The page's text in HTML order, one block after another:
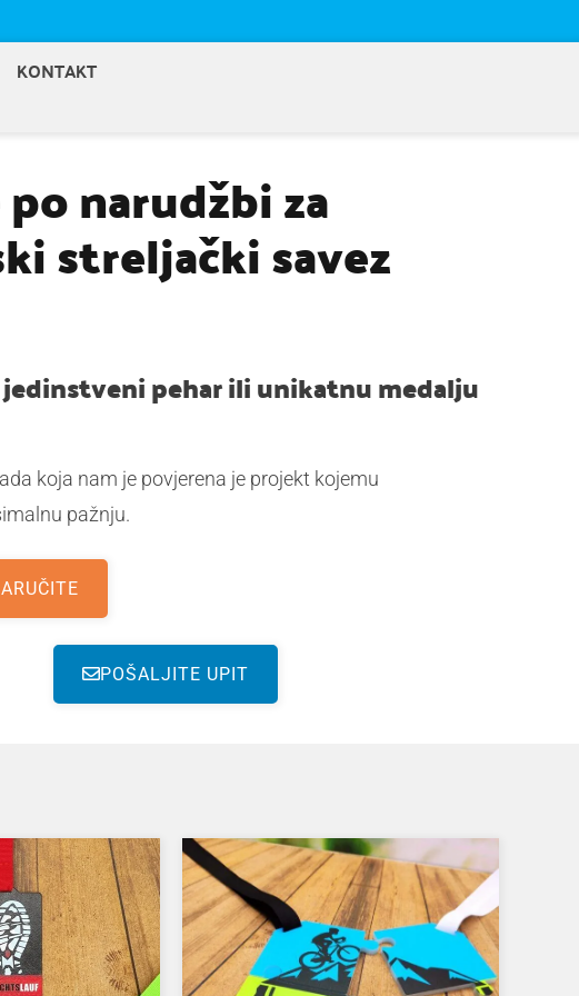
KONTAKT
narudžbi za
streljački savez
pehar ili unikatnu medalju
koja nam je povjerena je projekt kojemu
pažnju.
POŠALJITE UPIT